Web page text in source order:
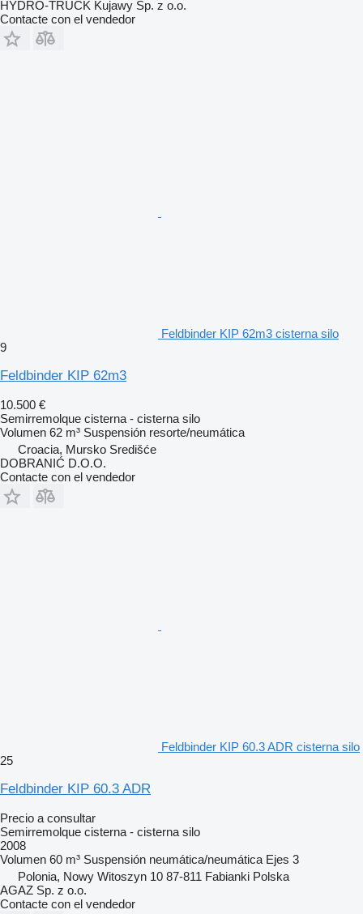
HYDRO-TRUCK Kujawy Sp. z o.o.
Contacte con el vendedor
Feldbinder KIP 62m3 cisterna silo
9
Feldbinder KIP 62m3
10.500 €
Semirremolque cisterna - cisterna silo
Volumen 62 m³ Suspensión resorte/neumática
Croacia, Mursko Središće
DOBRANIĆ D.O.O.
Contacte con el vendedor
Feldbinder KIP 60.3 ADR cisterna silo
25
Feldbinder KIP 60.3 ADR
Precio a consultar
Semirremolque cisterna - cisterna silo
2008
Volumen 60 m³ Suspensión neumática/neumática Ejes 3
Polonia, Nowy Witoszyn 10 87-811 Fabianki Polska
AGAZ Sp. z o.o.
Contacte con el vendedor